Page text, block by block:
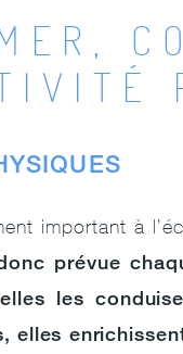
important à
prévue
elles les
elles